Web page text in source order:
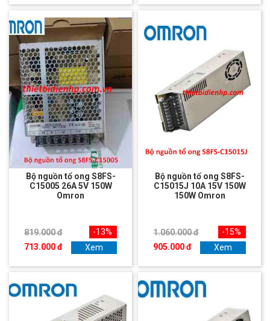
Bộ nguồn tổ ong S8FS-
C15005 26A 5V 150W
Omron
819.000 đ
713.000 đ
-13%
Xem
Bộ nguồn tổ ong S8FS-
C15015J 10A 15V 150W
150W Omron
1.060.000 đ
905.000 đ
-15%
Xem